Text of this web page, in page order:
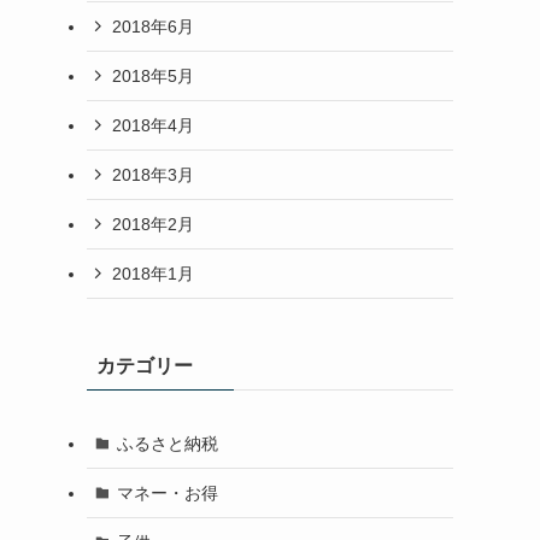
2018年6月
2018年5月
2018年4月
2018年3月
2018年2月
2018年1月
カテゴリー
ふるさと納税
マネー・お得